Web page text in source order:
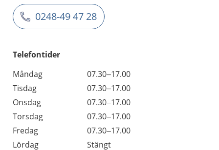
0248-49 47 28
Telefontider
Måndag
07.30–17.00
Tisdag
07.30–17.00
Onsdag
07.30–17.00
Torsdag
07.30–17.00
Fredag
07.30–17.00
Lördag
Stängt